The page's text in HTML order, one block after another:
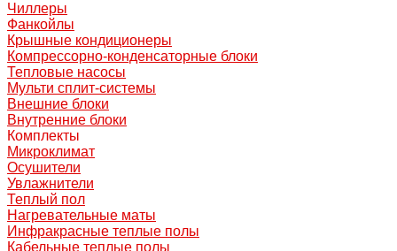
Чиллеры
Фанкойлы
Крышные кондиционеры
Компрессорно-конденсаторные блоки
Тепловые насосы
Мульти сплит-системы
Внешние блоки
Внутренние блоки
Комплекты
Микроклимат
Осушители
Увлажнители
Теплый пол
Нагревательные маты
Инфракрасные теплые полы
Кабельные теплые полы